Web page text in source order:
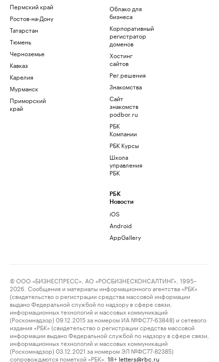
Пермский край
Ростов-на-Дону
Татарстан
Тюмень
Черноземье
Кавказ
Карелия
Мурманск
Приморский
край
Облако для
бизнеса
Корпоративный
регистратор
доменов
Хостинг
сайтов
Рег.решения
Знакомства
Сайт
знакомств
podbor.ru
РБК
Компании
РБК Курсы
Школа
управления
РБК
РБК
Новости
iOS
Android
AppGallery
© ООО «БИЗНЕСПРЕСС», АО «РОСБИЗНЕСКОНСАЛТИНГ», 1995–
2026. Сообщения и материалы информационного агентства «РБК»
(свидетельство о регистрации средства массовой информации
выдано Федеральной службой по надзору в сфере связи,
информационных технологий и массовых коммуникаций
(Роскомнадзор) 09.12.2015 за номером ИА №ФС77-63848) и сетевого
издания «РБК» (свидетельство о регистрации средства массовой
информации выдано Федеральной службой по надзору в сфере связи,
информационных технологий и массовых коммуникаций
(Роскомнадзор) 03.12.2021 за номером ЭЛ №ФС77-82385)
сопровождаются пометкой «РБК».
18+ letters@rbc.ru